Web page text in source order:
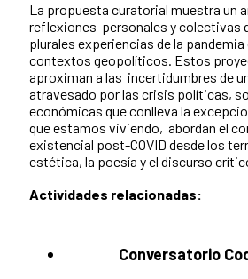
La propuesta curatorial muestra un
reflexiones personales y colectivas
plurales experiencias de la
contextos geopolíticos. Estos
aproximan a las incertidumbres de
atravesado por las crisis políticas,
económicas que conlleva la
que estamos viviendo, abordan el
existencial post-COVID desde los
estética, la poesía y el discurso
Actividades relacionadas:
Conversatorio